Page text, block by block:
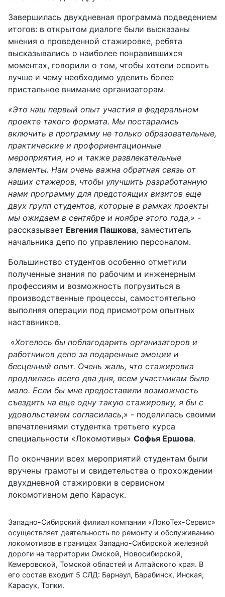
Завершилась двухдневная программа подведением
итогов: в открытом диалоге были высказаны
мнения о проведенной стажировке, ребята
высказывались о наиболее понравившихся
моментах, говорили о том, чтобы хотели освоить
лучше и чему необходимо уделить более
пристальное внимание организаторам.
«Это наш первый опыт участия в федеральном
проекте такого формата. Мы постарались
включить в программу не только образовательные,
практические и профориентационные
мероприятия, но и также развлекательные
элементы. Нам очень важна обратная связь от
наших стажеров, чтобы улучшить разработанную
нами программу для предстоящих визитов еще
двух групп студентов, которые в рамках проекты
мы ожидаем в сентябре и ноябре этого года,» -
рассказывает Евгения Пашкова, заместитель
начальника депо по управлению персоналом.
Большинство студентов особенно отметили
полученные знания по рабочим и инженерным
профессиям и возможность погрузиться в
производственные процессы, самостоятельно
выполняя операции под присмотром опытных
наставников.
«Хотелось бы поблагодарить организаторов и
работников депо за подаренные эмоции и
бесценный опыт. Очень жаль, что стажировка
продлилась всего два дня, всем участникам было
мало. Если бы мне предоставили возможность
съездить на еще одну такую стажировку, я бы с
удовольствием согласилась,» - поделилась своими
впечатлениями студентка третьего курса
специальности «Локомотивы» Софья Ершова.
По окончании всех мероприятий студентам были
вручены грамоты и свидетельства о прохождении
двухдневной стажировки в сервисном
локомотивном депо Карасук.
Западно-Сибирский филиал компании «ЛокоТех-Сервис»
осуществляет деятельность по ремонту и обслуживанию
локомотивов в границах Западно-Сибирской железной
дороги на территории Омской, Новосибирской,
Кемеровской, Томской областей и Алтайского края. В
его состав входит 5 СЛД: Барнаул, Барабинск, Инская,
Карасук, Топки.